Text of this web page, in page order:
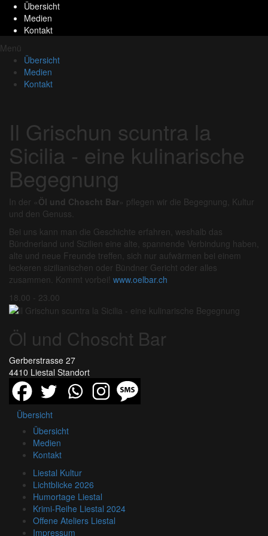
Übersicht
Medien
Kontakt
Menü
Übersicht
Medien
Kontakt
Il Grischun scuntra la
Sicilia - eine kulinarische
Begegnung
In der «Öl und Choscht Bar» pflegen wir die Begegnung, Kultur
und den Genuss.
Bei uns kann man die Geschichte erfahren, weshalb das
Bündnerland und Sizilien eine alte, spannende Verbindung haben,
alte und neue Freunde treffen, sich nur aufwärmen bei einem
leckeren sizilianischen oder Bündner Gericht oder alles
zusammen. Kommt vorbei! www.oelbar.ch
18.00 - 23.00
Öl und Choscht Bar
Gerberstrasse 27
4410 Liestal Standort
Übersicht
Übersicht
Medien
Kontakt
Liestal Kultur
Lichtblicke 2026
Humortage Liestal
Krimi-Reihe Liestal 2024
Offene Ateliers Liestal
Impressum